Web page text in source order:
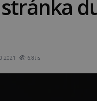
6.8tis